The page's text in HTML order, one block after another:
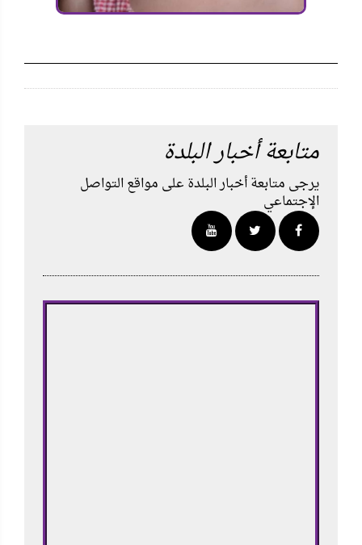
متابعة أخبار البلدة
يرجى متابعة أخبار البلدة على مواقع التواصل
الإجتماعي